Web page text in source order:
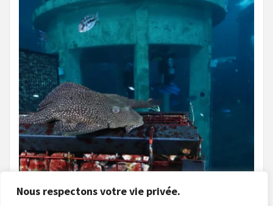
Nous respectons votre vie privée.